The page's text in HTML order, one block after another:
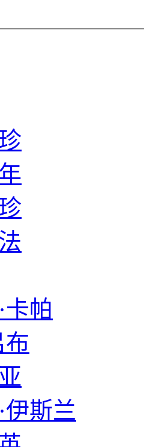
卡帕
布
伊斯兰